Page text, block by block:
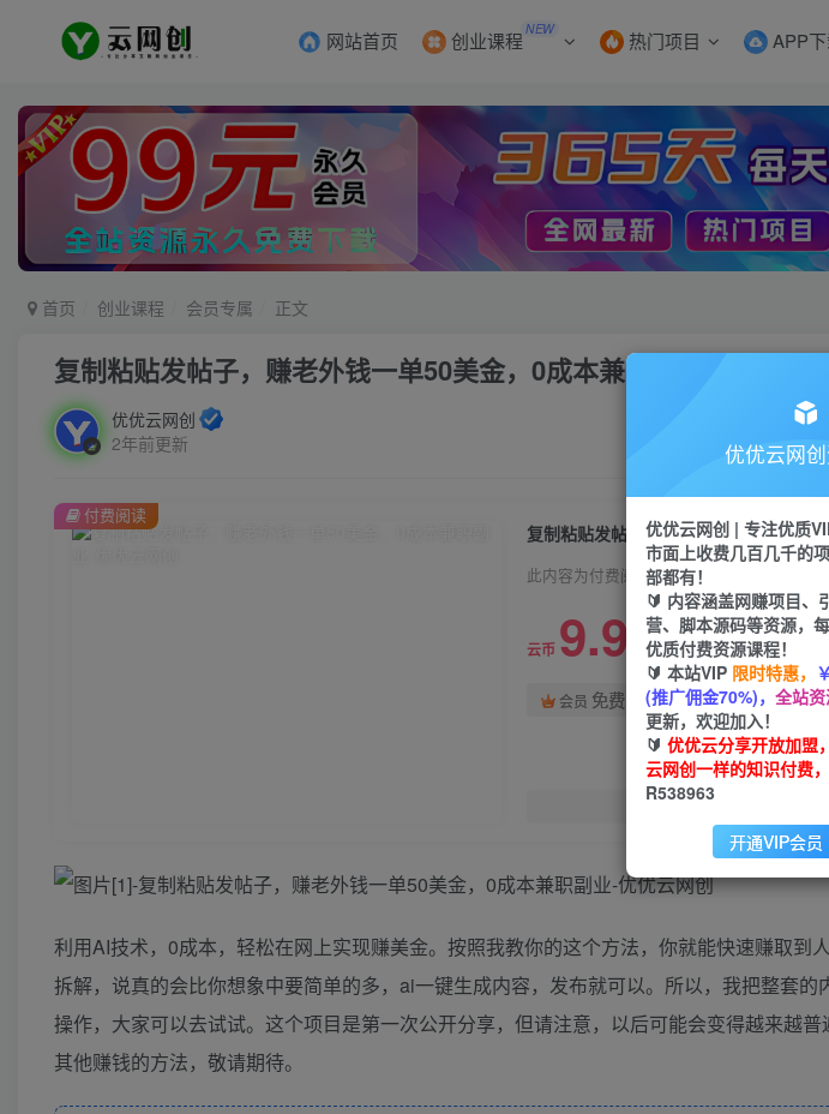
网站首页 创业课程 NEW 热门项目 APP下
首页 创业课程 会员专属 正文
复制粘贴发帖子，赚老外钱一单50美金，0成本兼职副业
优优云网创
2年前更新
复制粘贴发帖子，赚老外钱一单50美金
此内容为付费阅读，请付费后查看
云币 9.9 限时特惠
云币99
会员 免费
付费阅读
利用AI技术，0成本，轻松在网上实现赚美金。按照我教你的这个方法，你就能快速赚取到
拆解，说真的会比你想象中要简单的多，ai一键生成内容，发布就可以。所以，我把整套
操作，大家可以去试试。这个项目是第一次公开分享，但请注意，以后可能会变得越来越
其他赚钱的方法，敬请期待。
优优云网
优优云网创 | 专注优质
市面上收费几百几千的
部都有！
🔰 内容涵盖网赚项目、
营、脚本源码等资源，
优质付费资源课程！
🔰 本站VIP 限时特惠，
(推广佣金70%)， 全站资
更新，欢迎加入！
🔰 优优云分享开放加盟
云网创一样的知识付费，
R538963
开通VIP会员